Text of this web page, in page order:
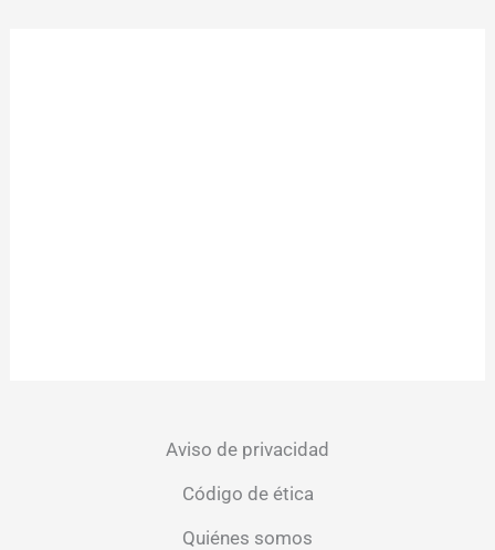
Aviso de privacidad
Código de ética
Quiénes somos